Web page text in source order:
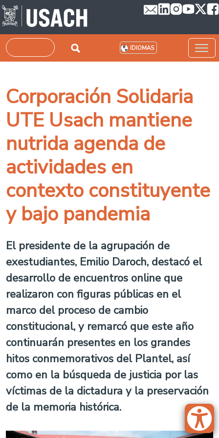
Pasar al contenido principal
Buscar IDIOMAS
Corporación Solidaria
UTE Usach mantiene
nutrida agenda de
actividades en
contexto constituyente
y bajo pandemia
El presidente de la agrupación de
exestudiantes, Emilio Daroch, destacó el
desarrollo de encuentros online que
realizaron con figuras públicas en el
marco del proceso de cambio
constitucional, y remarcó que este año
continuarán presentes en los grandes
hitos conmemorativos del Plantel, así
como en la búsqueda de justicia por las
víctimas de la dictadura y la preservación
de la memoria histórica.